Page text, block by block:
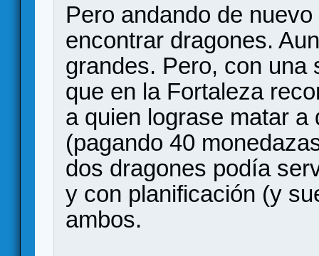
Pero andando de
encontrar dragones.
grandes. Pero, con una
que en la Fortaleza
a quien lograse matar
(pagando 40
dos dragones podía
y con planificación (y
ambos.